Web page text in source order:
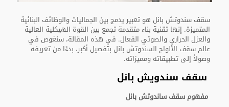
سقف سندوتش بانل هو تعبير يدمج بين الجماليات والوظائف البنائية
المتميزة. إنها تقنية بناء متقدمة تجمع بين القوة الهيكلية العالية
والعزل الحراري والصوتي الفعال. في هذه المقالة، سنغوص في
عالم سقف الألواح السندوتش بانل بتفصيل أكبر، بدءًا من تعريفه
وصولاً إلى تطبيقاته ومميزاته.
سقف سندويش بانل
مفهوم سقف ساندوتش بانل